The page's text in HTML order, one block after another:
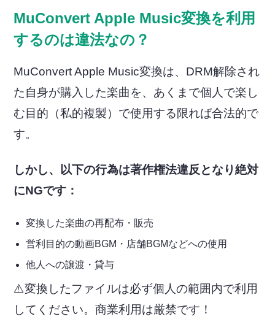
MuConvert Apple Music変換を利用
するのは違法なの？
MuConvert Apple Music変換は、DRM解除され
た自身が購入した楽曲を、あくまで個人で楽し
む目的（私的複製）で使用する限れば合法的で
す。
しかし、以下の行為は著作権法違反となり絶対
にNGです：
変換した楽曲の再配布・販売
営利目的の動画BGM・店舗BGMなどへの使用
他人への譲渡・貸与
⚠️変換したファイルは必ず個人の範囲内で利用
してください。商業利用は厳禁です！